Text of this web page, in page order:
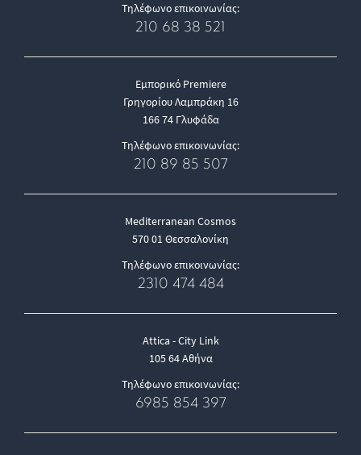
Τηλέφωνο επικοινωνίας:
210 68 38 521
Εμπορικό Premiere
Γρηγορίου Λαμπράκη 16
166 74 Γλυφάδα
Τηλέφωνο επικοινωνίας:
210 89 85 507
Mediterranean Cosmos
570 01 Θεσσαλονίκη
Τηλέφωνο επικοινωνίας:
2310 474 484
Attica - City Link
105 64 Αθήνα
Τηλέφωνο επικοινωνίας:
6985 854 397